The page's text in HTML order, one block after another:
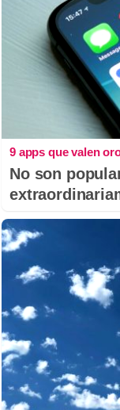
9 apps que valen
No son